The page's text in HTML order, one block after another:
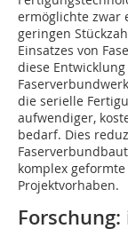
ermöglichte zwar
geringen
Einsatzes von
diese
die serielle
aufwendiger,
bedarf. Dies
komplex
Projektvorhaben.